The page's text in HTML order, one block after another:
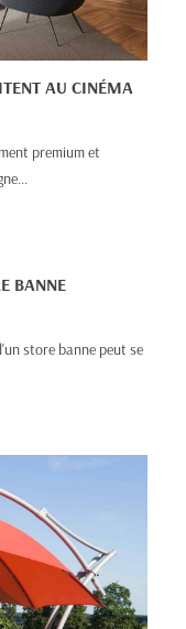
AU CINÉMA
premium et
BANNE
store banne peut se